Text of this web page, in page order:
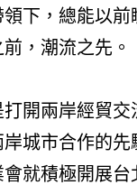
下，總能以前
，潮流之先。
開兩岸經貿交
城市合作的先
就積極開展台